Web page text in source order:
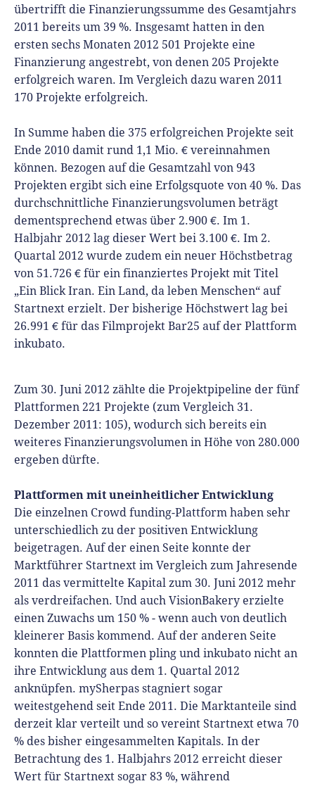
übertrifft die Finanzierungssumme des Gesamtjahrs
2011 bereits um 39 %. Insgesamt hatten in den
ersten sechs Monaten 2012 501 Projekte eine
Finanzierung angestrebt, von denen 205 Projekte
erfolgreich waren. Im Vergleich dazu waren 2011
170 Projekte erfolgreich.
In Summe haben die 375 erfolgreichen Projekte seit
Ende 2010 damit rund 1,1 Mio. € vereinnahmen
können. Bezogen auf die Gesamtzahl von 943
Projekten ergibt sich eine Erfolgsquote von 40 %. Das
durchschnittliche Finanzierungsvolumen beträgt
dementsprechend etwas über 2.900 €. Im 1.
Halbjahr 2012 lag dieser Wert bei 3.100 €. Im 2.
Quartal 2012 wurde zudem ein neuer Höchstbetrag
von 51.726 € für ein finanziertes Projekt mit Titel
„Ein Blick Iran. Ein Land, da leben Menschen“ auf
Startnext erzielt. Der bisherige Höchstwert lag bei
26.991 € für das Filmprojekt Bar25 auf der Plattform
inkubato.
Zum 30. Juni 2012 zählte die Projektpipeline der fünf
Plattformen 221 Projekte (zum Vergleich 31.
Dezember 2011: 105), wodurch sich bereits ein
weiteres Finanzierungsvolumen in Höhe von 280.000
ergeben dürfte.
Plattformen mit uneinheitlicher Entwicklung
Die einzelnen Crowd funding-Plattform haben sehr
unterschiedlich zu der positiven Entwicklung
beigetragen. Auf der einen Seite konnte der
Marktführer Startnext im Vergleich zum Jahresende
2011 das vermittelte Kapital zum 30. Juni 2012 mehr
als verdreifachen. Und auch VisionBakery erzielte
einen Zuwachs um 150 % - wenn auch von deutlich
kleinerer Basis kommend. Auf der anderen Seite
konnten die Plattformen pling und inkubato nicht an
ihre Entwicklung aus dem 1. Quartal 2012
anknüpfen. mySherpas stagniert sogar
weitestgehend seit Ende 2011. Die Marktanteile sind
derzeit klar verteilt und so vereint Startnext etwa 70
% des bisher eingesammelten Kapitals. In der
Betrachtung des 1. Halbjahrs 2012 erreicht dieser
Wert für Startnext sogar 83 %, während